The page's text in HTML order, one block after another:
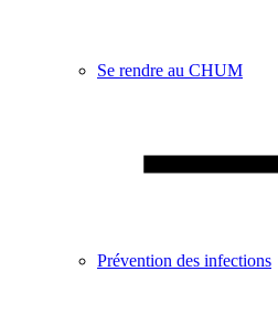
Se rendre au CHUM
Prévention des infections